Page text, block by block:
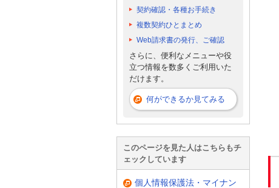
契約確認・各種お手続き
複数契約ひとまとめ
Web請求書の発行、ご確認
さらに、便利なメニューや役
立つ情報を数多くご利用いた
だけます。
何ができるか見てみる
このページを見た人はこちらもチ
ェックしています
個人情報保護法・マイナン